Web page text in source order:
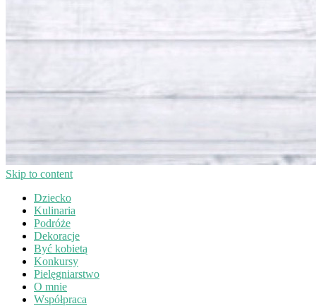
Skip to content
Dziecko
Kulinaria
Podróże
Dekoracje
Być kobietą
Konkursy
Pielęgniarstwo
O mnie
Współpraca